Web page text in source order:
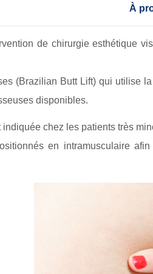
À
de chirurgie esthétique
(Brazilian Butt Lift) qui utilise
disponibles.
chez les patients très
en intramusculaire